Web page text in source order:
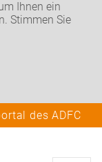
Ihnen ein
Stimmen Sie
des ADFC